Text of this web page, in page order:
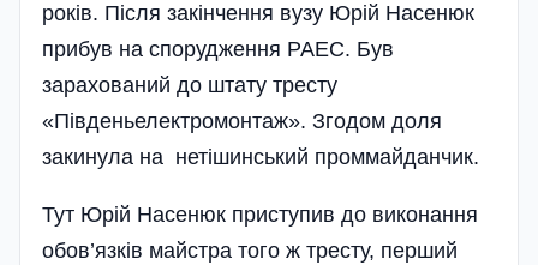
років. Після закінчення вузу Юрій Насенюк
прибув на спору­дження РАЕС. Був
зарахований до штату тресту
«Південьелектромонтаж». Згодом доля
закинула на нетішинський проммайданчик.
Тут Юрій Насенюк приступив до виконання
обов’язків майстра того ж тресту, перший